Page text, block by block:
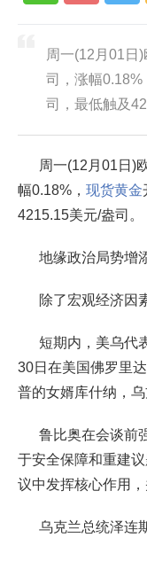
周一(12月01日
司，涨幅
司，最低触及
周一(12月01日)
幅0.18%， 现货黄金
4215.15美元/盎司。
地缘政治局势增
除了宏观经济因
短期内，美乌代
30日在美国佛罗里
普的女婿库什纳，
鲁比奥在会谈前
于安全保障和重建
议中发挥核心作用
乌克兰总统泽连